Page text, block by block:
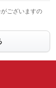
ございますの